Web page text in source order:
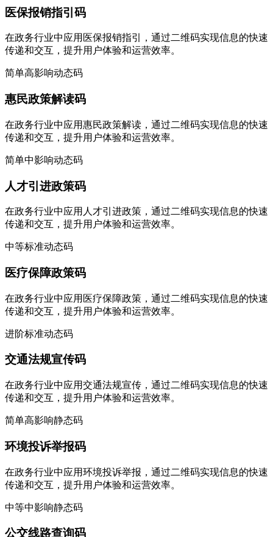
医保报销指引码
在政务行业中应用医保报销指引，通过二维码实现信息的快速
传递和交互，提升用户体验和运营效率。
简单高影响动态码
惠民政策解读码
在政务行业中应用惠民政策解读，通过二维码实现信息的快速
传递和交互，提升用户体验和运营效率。
简单中影响动态码
人才引进政策码
在政务行业中应用人才引进政策，通过二维码实现信息的快速
传递和交互，提升用户体验和运营效率。
中等标准动态码
医疗保障政策码
在政务行业中应用医疗保障政策，通过二维码实现信息的快速
传递和交互，提升用户体验和运营效率。
进阶标准动态码
交通法规宣传码
在政务行业中应用交通法规宣传，通过二维码实现信息的快速
传递和交互，提升用户体验和运营效率。
简单高影响静态码
环境投诉举报码
在政务行业中应用环境投诉举报，通过二维码实现信息的快速
传递和交互，提升用户体验和运营效率。
中等中影响静态码
公交线路查询码